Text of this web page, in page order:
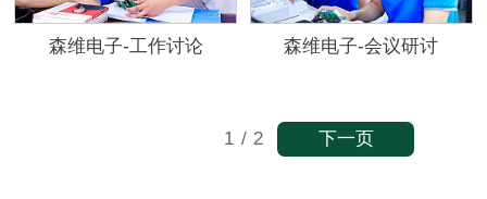
森维电子-工作讨论 森维电子-会议研讨
1 / 2 下一页